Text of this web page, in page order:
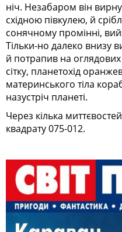
ніч. Незабаром він
східною півкулею, й
сонячному промінні,
Тільки-но далеко внизу
й потрапив на
сітку, планетохід
материнського тіла
назустріч планеті.
Через кілька
квадрату 075-012.